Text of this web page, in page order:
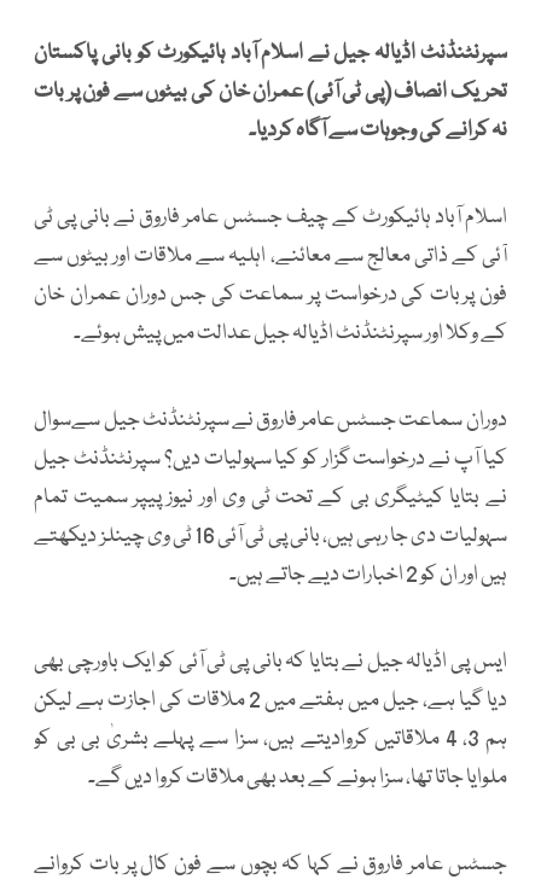
سپرنٹنڈنٹ اڈیالہ جیل نے اسلام آباد ہائیکورٹ کو بانی پاکستان
تحریک انصاف (پی ٹی آئی) عمران خان کی بیٹوں سے فون پر بات
نہ کرانے کی وجوہات سے آگاہ کردیا۔
اسلام آباد ہائیکورٹ کے چیف جسٹس عامر فاروق نے بانی پی ٹی
آئی کے ذاتی معالج سے معائنے، اہلیہ سے ملاقات اور بیٹوں سے
فون پربات کی درخواست پر سماعت کی جس دوران عمران خان
کے وکلا اور سپرنٹنڈنٹ اڈیالہ جیل عدالت میں پیش ہوئے۔
دوران سماعت جسٹس عامر فاروق نے سپرنٹنڈنٹ جیل سےسوال
کیا آپ نے درخواست گزار کو کیا سہولیات دیں؟ سپرنٹنڈنٹ جیل
نے بتایا کیٹیگری بی کے تحت ٹی وی اور نیوز پیپر سمیت تمام
سہولیات دی جا رہی ہیں، بانی پی ٹی آئی 16 ٹی وی چینلز دیکھتے
ہیں اور ان کو 2 اخبارات دیے جاتے ہیں۔
ایس پی اڈیالہ جیل نے بتایا کہ بانی پی ٹی آئی کو ایک باورچی بھی
دیا گیا ہے، جیل میں ہفتے میں 2 ملاقات کی اجازت ہے لیکن
ہم 3، 4 ملاقاتیں کروادیتے ہیں، سزا سے پہلے بشریٰ بی بی کو
ملوایا جاتا تھا، سزا ہونے کے بعد بھی ملاقات کروا دیں گے۔
جسٹس عامر فاروق نے کہا کہ بچوں سے فون کال پر بات کروانے